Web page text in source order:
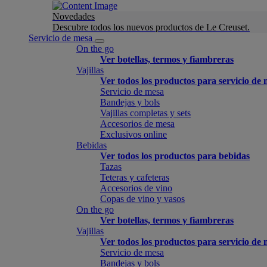
Novedades
Descubre todos los nuevos productos de Le Creuset.
Servicio de mesa
On the go
Ver botellas, termos y fiambreras
Vajillas
Ver todos los productos para servicio de
Servicio de mesa
Bandejas y bols
Vajillas completas y sets
Accesorios de mesa
Exclusivos online
Bebidas
Ver todos los productos para bebidas
Tazas
Teteras y cafeteras
Accesorios de vino
Copas de vino y vasos
On the go
Ver botellas, termos y fiambreras
Vajillas
Ver todos los productos para servicio de
Servicio de mesa
Bandejas y bols